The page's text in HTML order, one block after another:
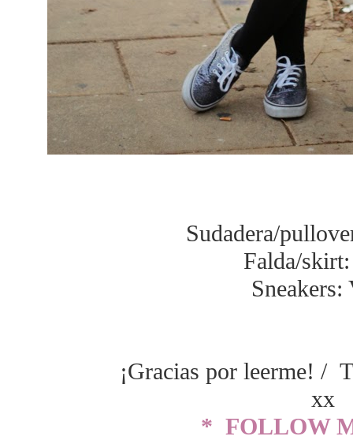
Sudadera/
Falda/
Sneakers:
¡Gracias por leerme! /
xx
* FOLLOW